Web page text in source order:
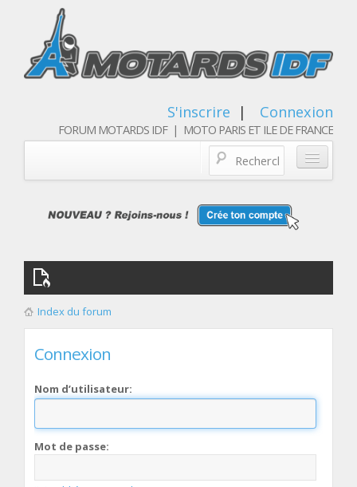
S'inscrire | Connexion
FORUM MOTARDS IDF | MOTO PARIS ET ILE DE FRANCE
Qui sommes nous
Les membres
Index du forum
Connexion
Nom d’utilisateur:
Mot de passe: